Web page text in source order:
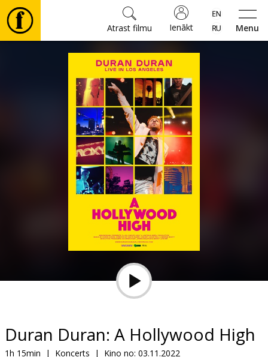
Menu
Ienākt
Atrast filmu
Pasākumi
Duran Duran: A Hollywood High
1h 15min | Koncerts | Kino no: 03.11.2022